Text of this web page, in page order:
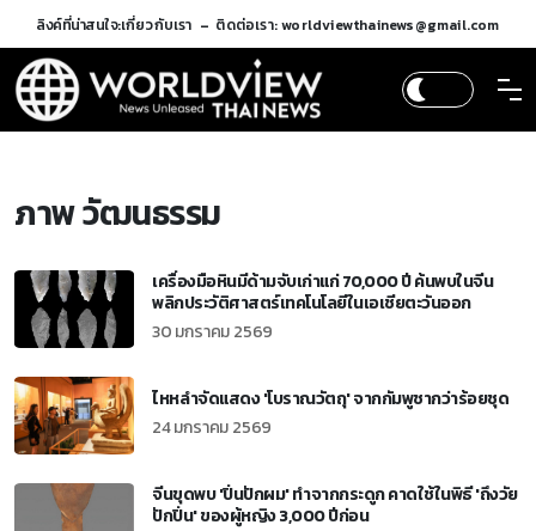
ลิงค์ที่น่าสนใจ:เกี่ยวกับเรา ติดต่อเรา: worldviewthainews@gmail.com
ภาพ วัฒนธรรม
เครื่องมือหินมีด้ามจับเก่าแก่ 70,000 ปี ค้นพบในจีน
พลิกประวัติศาสตร์เทคโนโลยีในเอเชียตะวันออก
30 มกราคม 2569
ไหหลำจัดแสดง 'โบราณวัตถุ' จากกัมพูชากว่าร้อยชุด
24 มกราคม 2569
จีนขุดพบ 'ปิ่นปักผม' ทำจากกระดูก คาดใช้ในพิธี 'ถึงวัย
ปักปิ่น' ของผู้หญิง 3,000 ปีก่อน